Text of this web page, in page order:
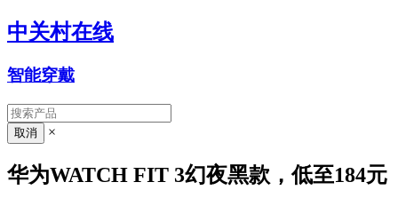
中关村在线
智能穿戴
×
华为WATCH FIT 3幻夜黑款，低至184元